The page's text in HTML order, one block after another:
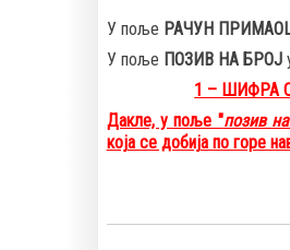
У поље РАЧУН
У поље ПОЗИВ НА БРОЈ
1 – ШИФРА
Дакле, у поље "позив
која се добија по горе